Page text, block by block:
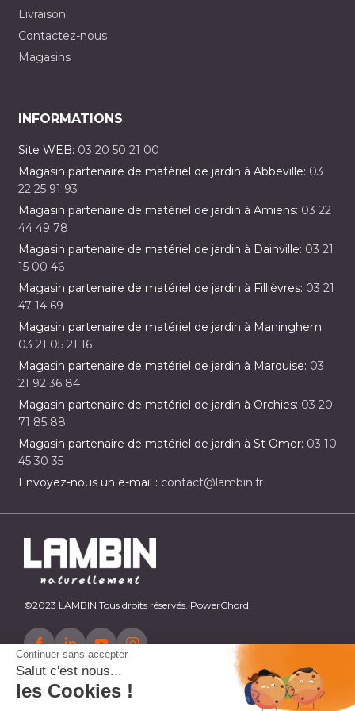
Continuer sans accepter
Salut c'est nous...
les Cookies !
Livraison
Contactez-nous
Magasins
INFORMATIONS
Site WEB: 03 20 50 21 00
Magasin partenaire de matériel de jardin à Abbeville: 03
22 25 91 93
Magasin partenaire de matériel de jardin à Amiens: 03 22
44 49 78
Magasin partenaire de matériel de jardin à Dainville: 03 21
15 00 46
Magasin partenaire de matériel de jardin à Fillièvres: 03 21
47 14 69
Magasin partenaire de matériel de jardin à Maninghem:
03 21 05 21 16
Magasin partenaire de matériel de jardin à Marquise: 03
21 92 36 84
Magasin partenaire de matériel de jardin à Orchies: 03 20
71 85 88
Magasin partenaire de matériel de jardin à St Omer: 03 10
45 30 35
Envoyez-nous un e-mail : contact@lambin.fr
©2023 LAMBIN Tous droits réservés. PowerChord.